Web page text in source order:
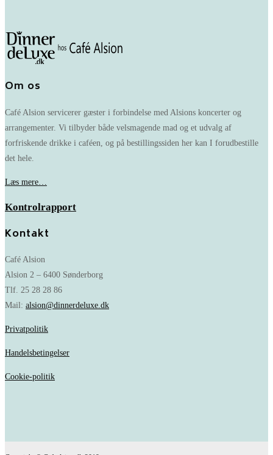
Om os
Café Alsion servicerer gæster i forbindelse med Alsions koncerter og
arrangementer. Vi tilbyder både velsmagende mad og et udvalg af
forfriskende drikke i caféen, og på bestillingssiden her kan I forudbestille
det hele.
Læs mere…
Kontrolrapport
Kontakt
Café Alsion
Alsion 2 – 6400 Sønderborg
Tlf. 25 28 28 86
Mail: alsion@dinnerdeluxe.dk
Privatpolitik
Handelsbetingelser
Cookie-politik